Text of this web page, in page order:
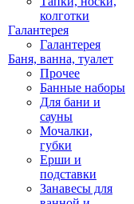
колготки
Галантерея
Галантерея
Баня, ванна, туалет
Прочее
Банные наборы
Для бани и
сауны
Мочалки,
губки
Ерши и
подставки
Занавесы для